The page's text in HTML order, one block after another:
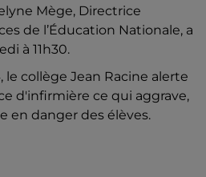
Mège, Directrice
de l’Éducation Nationale, a
à 11h30.
le collège Jean Racine alerte
d'infirmière ce qui aggrave,
en danger des élèves.